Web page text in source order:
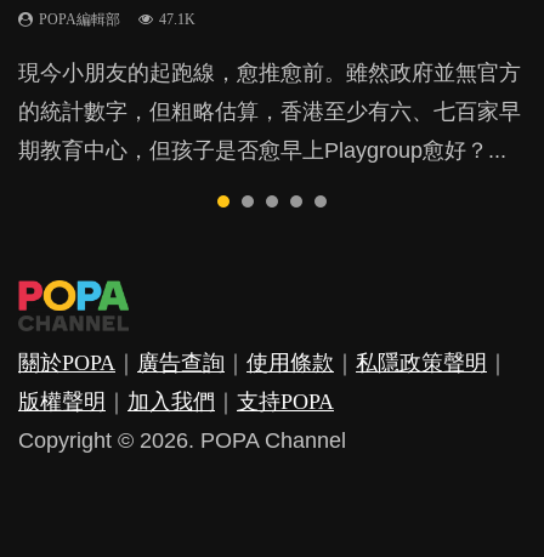
POPA編輯部 47.1K
現今小朋友的起跑線，愈推愈前。雖然政府並無官方
的統計數字，但粗略估算，香港至少有六、七百家早
期教育中心，但孩子是否愈早上Playgroup愈好？...
POPA編輯部 33.1K
由美國學者所創的 tools of the mind 課程，學生以遊
戲方式學習，學術能力和自制能力亦明顯比其他小朋
友優勝，到底這課程有何特別之處？...
POPA編輯部 25.8K
許多媽媽心底可能都有一刻掙扎過：究竟全職好，還
是在職好。雖說每個家庭都有自己的獨特狀況和考慮
因素，但原來全職和在職媽媽所養育的子女其實都各
鬱，影響日常生活，嚴重的甚至會有自殺，或傷害小
朋友的念頭。但為何爸爸患上產後抑鬱往往難以察
覺？...
POPA編輯部 31.5K
父母日夜無間、身心俱疲地照顧BB，如何做到正向
教養？部份父母更會為了小朋友放棄自己的嗜好、減
少出席朋友聚會等等，你以為會換來美好的親子關
關於POPA 廣告查詢 使用條款 私隱政策聲明
版權聲明
加入我們
支持POPA
Copyright © 2026. POPA Channel